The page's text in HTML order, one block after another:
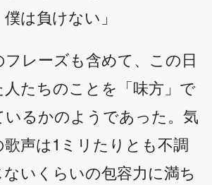
は負けない」
レーズも含めて、この日
たちのことを「味方」で
るかのようであった。気
声は1ミリたりとも不調
いくらいの包容力に満ち